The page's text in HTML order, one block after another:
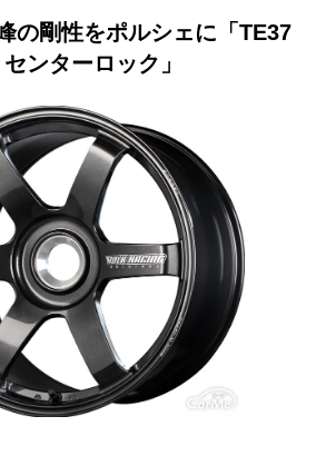
の剛性をポルシェに「TE37
ンターロック」